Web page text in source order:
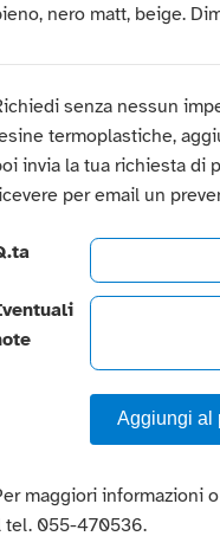
nero matt, beige.
senza nessun
termoplastiche,
invia la tua richiesta di
per email un
Aggiungi al
maggiori informazioni
tel. 055-470536.